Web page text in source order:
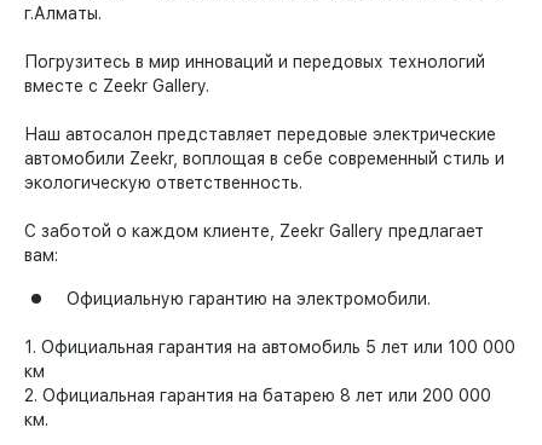
г.Алматы.
Погрузитесь в мир инноваций и передовых технологий
вместе с Zeekr Gallery.
Наш автосалон представляет передовые электрические
автомобили Zeekr, воплощая в себе современный стиль и
экологическую ответственность.
С заботой о каждом клиенте, Zeekr Gallery предлагает
вам:
Официальную гарантию на электромобили.
1. Официальная гарантия на автомобиль 5 лет или 100 000
км
2. Официальная гарантия на батарею 8 лет или 200 000
км.